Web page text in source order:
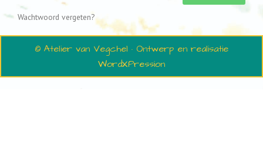
Wachtwoord vergeten?
© Atelier van Vegchel · Ontwerp en realisatie
WordXPression